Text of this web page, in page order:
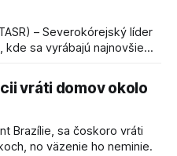
– Severokórejský líder
kde sa vyrábajú najnovšie
médiá KĽDR, na ktoré
vráti domov okolo
Brazílie, sa čoskoro vráti
no väzenie ho neminie.